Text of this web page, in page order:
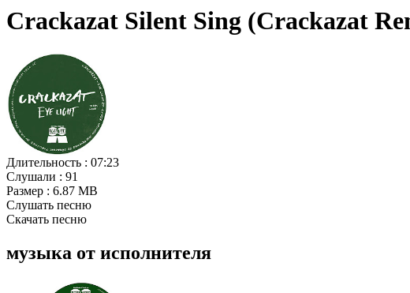
Crackazat Silent Sing (Crackazat
Длительность : 07:23
Слушали : 91
Размер : 6.87 MB
Слушать песню
Скачать песню
музыка от исполнителя